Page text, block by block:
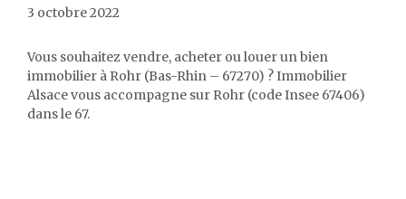
3 octobre 2022
Vous souhaitez vendre, acheter ou louer un bien
immobilier à Rohr (Bas-Rhin – 67270) ? Immobilier
Alsace vous accompagne sur Rohr (code Insee 67406)
dans le 67.